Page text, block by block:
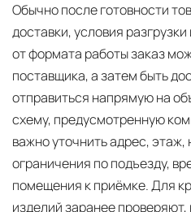
Обычно после готовности
доставки, условия
от формата работы заказ
поставщика, а затем быть
отправиться напрямую на
схему, предусмотренную
важно уточнить адрес,
ограничения по подъезду,
помещения к приёмке. Для
изделий заранее